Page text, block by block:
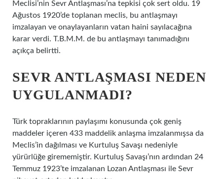
Meclisi’nin Sevr Antlaşması’na tepkisi çok sert oldu. 19
Ağustos 1920’de toplanan meclis, bu antlaşmayı
imzalayan ve onaylayanların vatan haini sayılacağına
karar verdi. T.B.M.M. de bu antlaşmayı tanımadığını
açıkça belirtti.
SEVR ANTLAŞMASI NEDEN
UYGULANMADI?
Türk topraklarının paylaşımı konusunda çok geniş
maddeler içeren 433 maddelik anlaşma imzalanmışsa da
Meclis’in dağılması ve Kurtuluş Savaşı nedeniyle
yürürlüğe girememiştir. Kurtuluş Savaşı’nın ardından 24
Temmuz 1923’te imzalanan Lozan Antlaşması ile Sevr